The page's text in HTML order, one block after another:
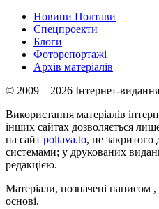
Новини Полтави
Спецпроекти
Блоги
Фоторепортажі
Архів матеріалів
© 2009 – 2026 Інтернет-
Використання матеріалів
інших сайтах дозволяється
на сайт poltava.to, не закритого
системами; у друкованих
редакцією.
Матеріали, позначені написом ,
основі.